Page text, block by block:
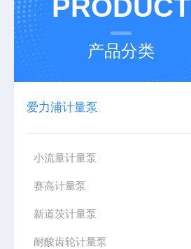
PRODUCT
产品分类
爱力浦计量泵
小流量计量泵
赛高计量泵
新道茨计量泵
耐酸齿轮计量泵